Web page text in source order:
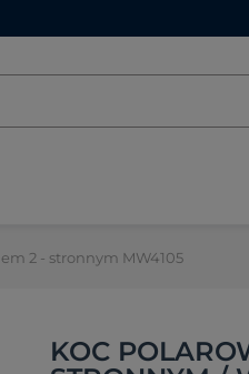
2 - stronnym MW4105
KOC